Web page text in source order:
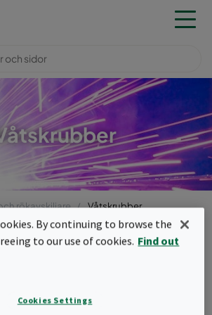
rökavskiljare Våtskrubber
främst i industriella
By continuing to browse the
to our use of cookies. Find out
Cookies Settings